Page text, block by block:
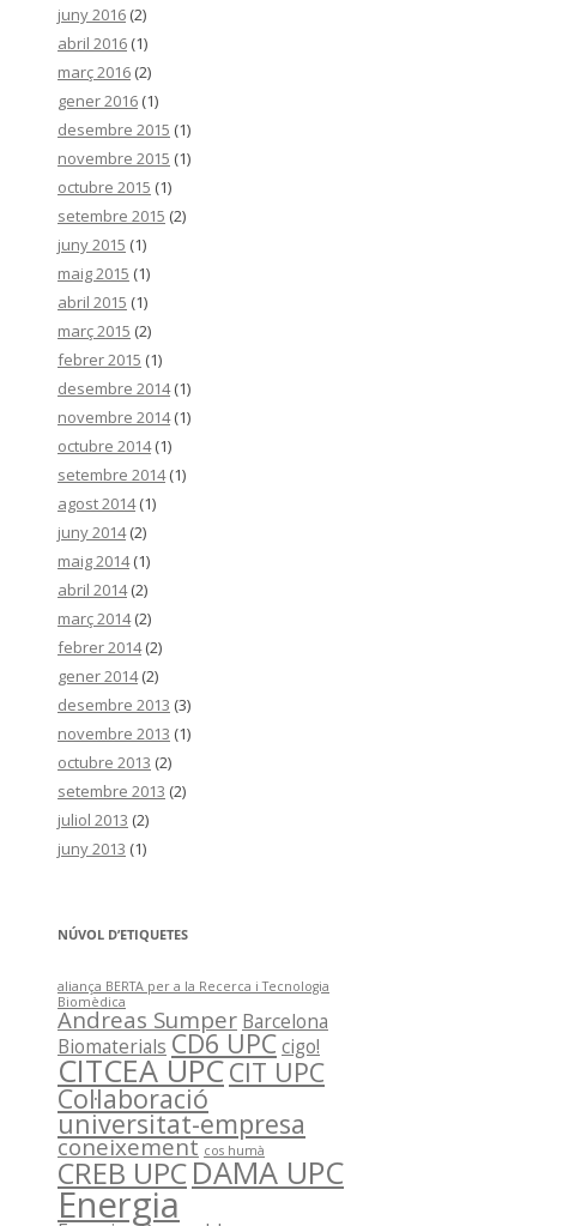
juny 2016 (2)
abril 2016 (1)
març 2016 (2)
gener 2016 (1)
desembre 2015 (1)
novembre 2015 (1)
octubre 2015 (1)
setembre 2015 (2)
juny 2015 (1)
maig 2015 (1)
abril 2015 (1)
març 2015 (2)
febrer 2015 (1)
desembre 2014(1)
novembre 2014(1)
octubre 2014(1)
setembre 2014(1)
agost 2014(1)
juny 2014(2)
maig 2014(1)
abril 2014(2)
març 2014(2)
febrer 2014(2)
gener 2014(2)
desembre 2013 (3)
novembre 2013 (1)
octubre 2013 (2)
setembre 2013 (2)
juliol 2013 (2)
juny 2013 (1)
NÚVOL D’ETIQUETES
aliança BERTA per a la Recerca i Tecnologia
Biomèdica
Andreas Sumper Barcelona
Biomaterials CD6 UPCcigo!
CITCEA UPCCIT UPC
Col·laboració
universitat-empresa
coneixement cos humà
CREB UPCDAMA UPC
Energia